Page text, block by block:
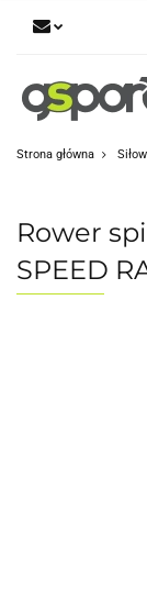
Strona główna
Rower
SPEED